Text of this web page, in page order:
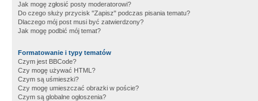
Jak mogę zgłosić posty moderatorowi?
Do czego służy przycisk "Zapisz" podczas pisania tematu?
Dlaczego mój post musi być zatwierdzony?
Jak mogę podbić mój temat?
Formatowanie i typy tematów
Czym jest BBCode?
Czy mogę używać HTML?
Czym są uśmieszki?
Czy mogę umieszczać obrazki w poście?
Czym są globalne ogłoszenia?